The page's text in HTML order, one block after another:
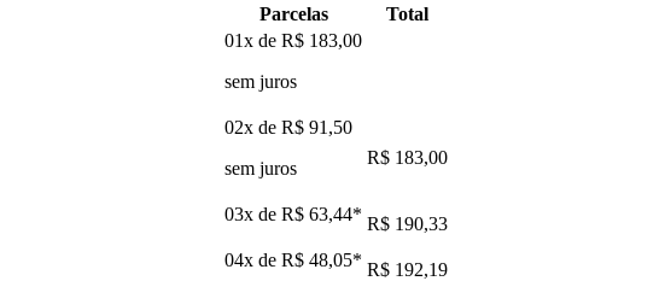
Parcelas
Total
01x de R$ 183,00
sem juros
02x de R$ 91,50
sem juros
R$ 183,00
03x de R$ 63,44* R$ 190,33
04x de R$ 48,05* R$ 192,19